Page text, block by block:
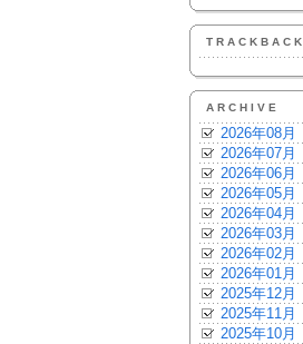
TRACKBACK
ARCHIVE
2026年08月
2026年07月
2026年06月
2026年05月
2026年04月
2026年03月
2026年02月
2026年01月
2025年12月
2025年11月
2025年10月